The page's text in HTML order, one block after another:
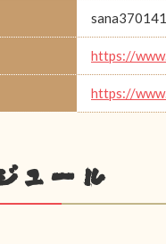
https://
https://
ュール